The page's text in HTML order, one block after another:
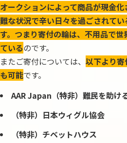
オークションによって商品が現金
難な状況で辛い日々を過ごされて
す。つまり寄付の輪は、不用品で
ているのです。
またご寄付については、 以下より
も可能です。
AAR Japan（特非）難民を助け
（特非）日本ウィグル協会
（特非）チベットハウス